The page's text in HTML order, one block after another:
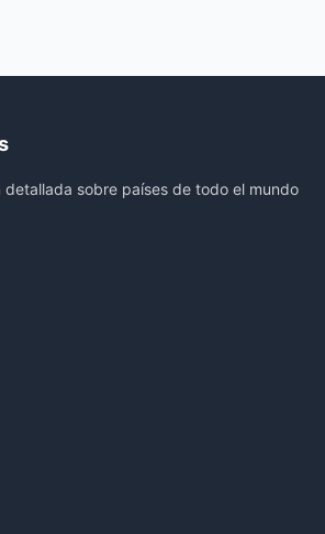
detallada sobre países de todo el mundo